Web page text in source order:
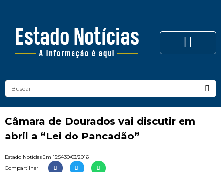
Câmara de Dourados vai discutir em
abril a “Lei do Pancadão”
Estado NotíciasEm 15:5430/03/2016
Compartilhar